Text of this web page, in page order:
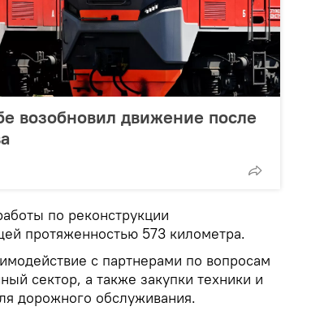
возобновил движение после
по реконструкции
протяженностью 573 километра.
с партнерами по вопросам
сектор, а также закупки техники и
дорожного обслуживания.